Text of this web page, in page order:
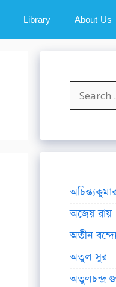
Library About Us
Search
for:
অজেয় রায়
অতীন
অতুল সুর
অতুলচন্দ্র